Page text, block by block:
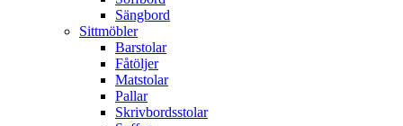
Sängbord
Sittmöbler
Barstolar
Fåtöljer
Matstolar
Pallar
Skrivbordsstolar